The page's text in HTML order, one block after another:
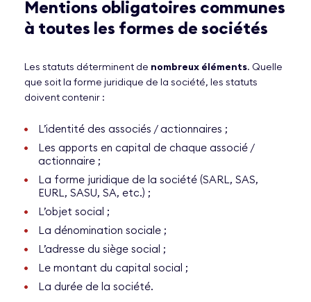
Mentions obligatoires communes
à toutes les formes de sociétés
Les statuts déterminent de nombreux éléments. Quelle
que soit la forme juridique de la société, les statuts
doivent contenir :
L’identité des associés / actionnaires ;
Les apports en capital de chaque associé /
actionnaire ;
La forme juridique de la société (SARL, SAS,
EURL, SASU, SA, etc.) ;
L’objet social ;
La dénomination sociale ;
L’adresse du siège social ;
Le montant du capital social ;
La durée de la société.